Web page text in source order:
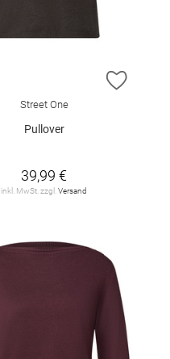
ZUR
Street One
Pullover
39,99 €
inkl. MwSt. zzgl.Versand